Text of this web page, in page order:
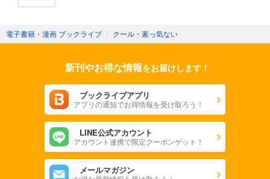
電子書籍・漫画 ブックライブ 〉 クール・素っ気ない
新刊やお得な情報をお届けします！
ブックライブアプリ
アプリの通知でお得情報を受け取ろう！
LINE公式アカウント
アカウント連携で限定クーポンゲット！
メールマガジン